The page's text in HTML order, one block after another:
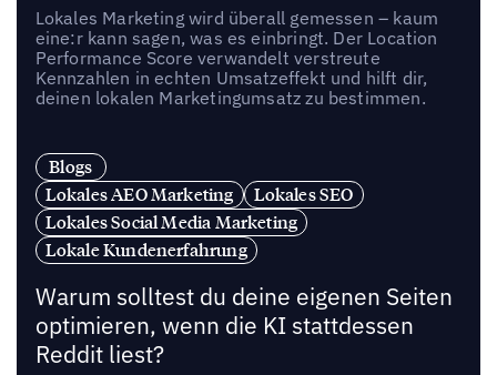
Lokales Marketing wird überall gemessen – kaum
eine:r kann sagen, was es einbringt. Der Location
Performance Score verwandelt verstreute
Kennzahlen in echten Umsatzeffekt und hilft dir,
deinen lokalen Marketingumsatz zu bestimmen.
Blogs
Lokales AEO Marketing
Lokales SEO
Lokales Social Media Marketing
Lokale Kundenerfahrung
Warum solltest du deine eigenen Seiten
optimieren, wenn die KI stattdessen
Reddit liest?